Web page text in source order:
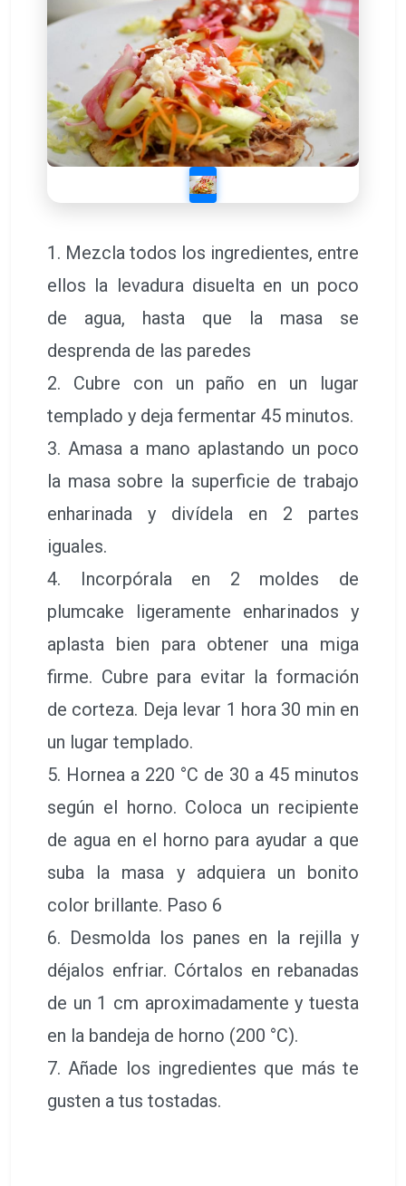
1. Mezcla todos los ingredientes, entre
ellos la levadura disuelta en un poco
de agua, hasta que la masa se
desprenda de las paredes
2. Cubre con un paño en un lugar
templado y deja fermentar 45 minutos.
3. Amasa a mano aplastando un poco
la masa sobre la superficie de trabajo
enharinada y divídela en 2 partes
iguales.
4. Incorpórala en 2 moldes de
plumcake ligeramente enharinados y
aplasta bien para obtener una miga
firme. Cubre para evitar la formación
de corteza. Deja levar 1 hora 30 min en
un lugar templado.
5. Hornea a 220 °C de 30 a 45 minutos
según el horno. Coloca un recipiente
de agua en el horno para ayudar a que
suba la masa y adquiera un bonito
color brillante. Paso 6
6. Desmolda los panes en la rejilla y
déjalos enfriar. Córtalos en rebanadas
de un 1 cm aproximadamente y tuesta
en la bandeja de horno (200 °C).
7. Añade los ingredientes que más te
gusten a tus tostadas.